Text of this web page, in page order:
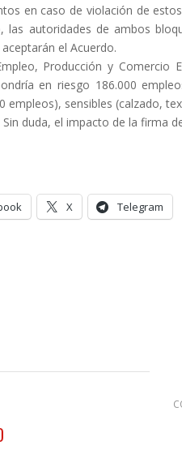
en caso de violación de
las autoridades de ambos
el Acuerdo.
Producción y
en riesgo 186.000
empleos), sensibles (calzado,
duda, el impacto de la firma
X Telegram